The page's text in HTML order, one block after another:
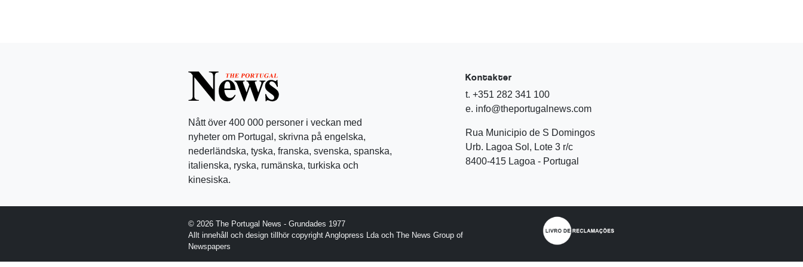
Nått över 400 000 personer i veckan med
nyheter om Portugal, skrivna på engelska,
nederländska, tyska, franska, svenska, spanska,
italienska, ryska, rumänska, turkiska och
kinesiska.
Kontakter
t. +351 282 341 100
e. info@theportugalnews.com
Rua Municipio de S Domingos
Urb. Lagoa Sol, Lote 3 r/c
8400-415 Lagoa - Portugal
© 2026 The Portugal News - Grundades 1977
Allt innehåll och design tillhör copyright Anglopress Lda och The News Group of
Newspapers